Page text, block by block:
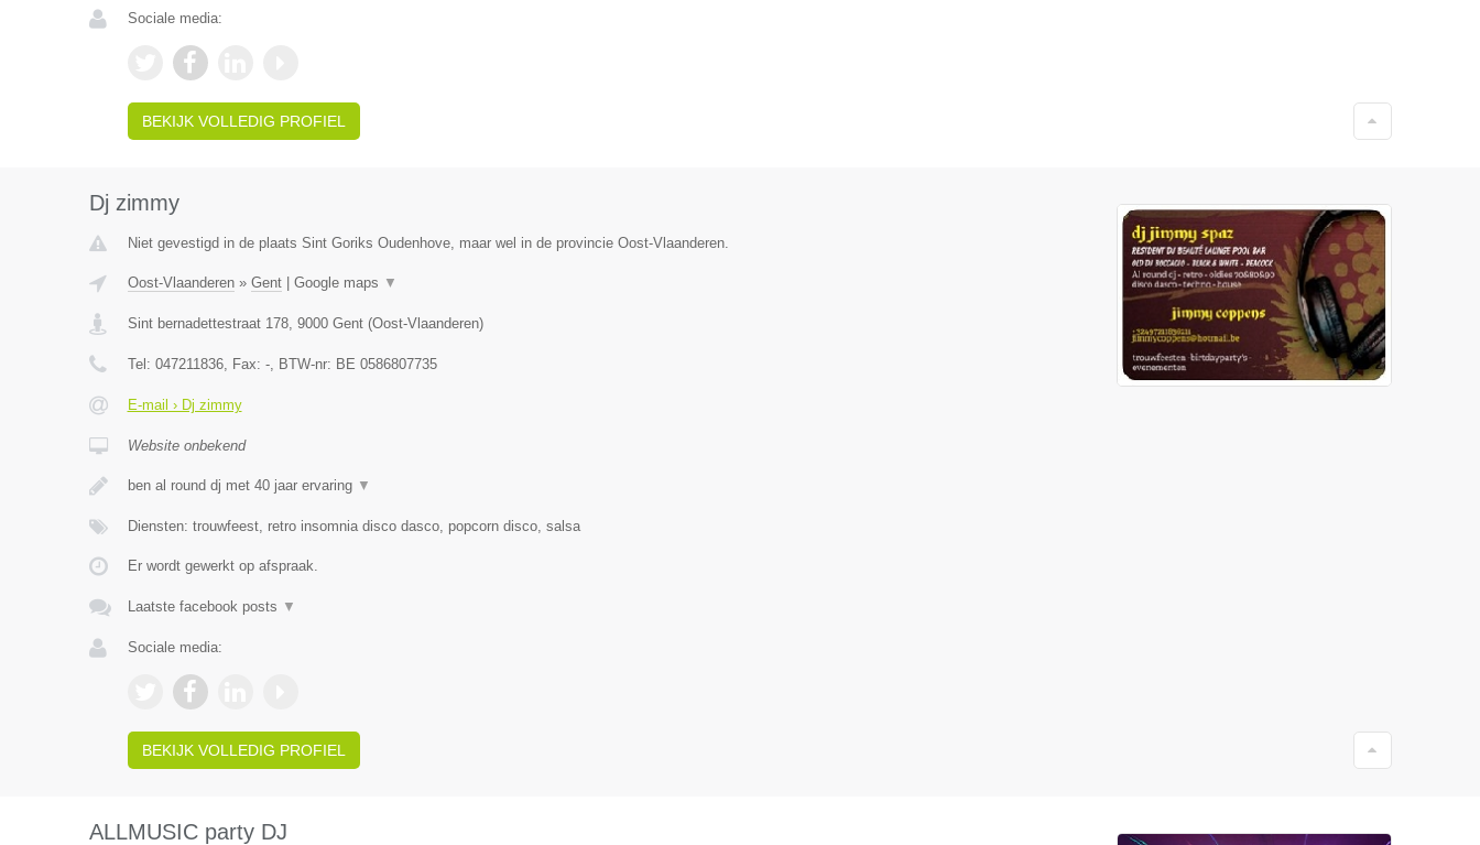
Sociale media:
BEKIJK VOLLEDIG PROFIEL
Dj zimmy
Niet gevestigd in de plaats Sint Goriks Oudenhove, maar wel in de provincie Oost-Vlaanderen.
Oost-Vlaanderen» Gent| Google maps ▼
Sint bernadettestraat 178, 9000 Gent(Oost-Vlaanderen)
Tel: 047211836, Fax: -, BTW-nr: BE 0586807735
E-mail › Dj zimmy
Website onbekend
ben al round dj met 40 jaar ervaring ▼
Diensten: trouwfeest, retro insomnia disco dasco, popcorn disco, salsa
Er wordt gewerkt op afspraak.
Laatste facebook posts ▼
Sociale media:
BEKIJK VOLLEDIG PROFIEL
ALLMUSIC party DJ